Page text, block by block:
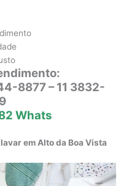
8877 – 11 3832-
Whats
em Alto da Boa Vista